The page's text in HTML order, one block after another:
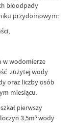
bioodpady
przydomowym:
w wodomierze
zużytej wody
oraz liczby osób
miesiącu.
pierwszy
3,5m³ wody